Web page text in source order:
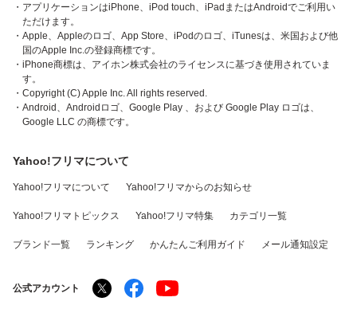
・アプリケーションはiPhone、iPod touch、iPadまたはAndroidでご利用い
ただけます。
・Apple、Appleのロゴ、App Store、iPodのロゴ、iTunesは、米国および他
国のApple Inc.の登録商標です。
・iPhone商標は、アイホン株式会社のライセンスに基づき使用されていま
す。
・Copyright (C) Apple Inc. All rights reserved.
・Android、Androidロゴ、Google Play 、および Google Play ロゴは、
Google LLC の商標です。
Yahoo!フリマについて
Yahoo!フリマについて Yahoo!フリマからのお知らせ
Yahoo!フリマトピックス Yahoo!フリマ特集 カテゴリ一覧
ブランド一覧 ランキング かんたんご利用ガイド メール通知設定
公式アカウント